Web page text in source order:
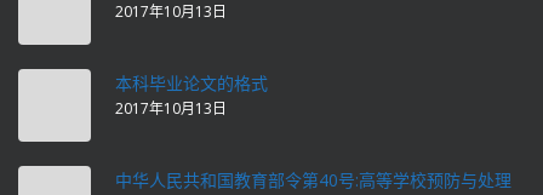
2017年10月13日
本科毕业论文的格式
2017年10月13日
中华人民共和国教育部令第40号:高等学校预防与处理